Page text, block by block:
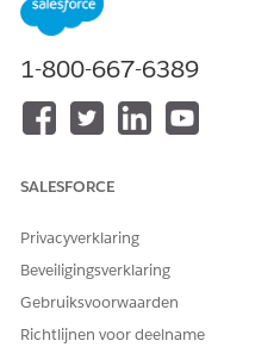
Beschikbaar in: Automotive
Education Cloud, Financial
Manufacturing Cloud,
de openbare sector.Bekijk
Profielen maken:
1-800-667-6389
SALESFORCE
Privacyverklaring
Beveiligingsverklaring
Gebruiksvoorwaarden
Richtlijnen voor deelname